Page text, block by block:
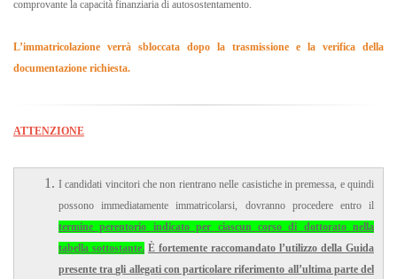
comprovante la capacità finanziaria di autosostentamento.
L’immatricolazione verrà sbloccata dopo la trasmissione e la verifica della
documentazione richiesta.
ATTENZIONE
I candidati vincitori che non rientrano nelle casistiche in premessa, e quindi
possono immediatamente immatricolarsi, dovranno procedere entro il
termine perentorio indicato per ciascun corso di dottorato nella
tabella sottostante. È fortemente raccomandato l’utilizzo della Guida
presente tra gli allegati con particolare riferimento all’ultima parte del